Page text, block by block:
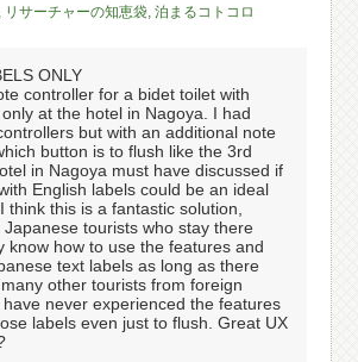
, リサーチャーの知恵袋,泊まるコトコロ
ONLY
controller for a bidet toilet with
at the hotel in Nagoya. I had
but with an additional note
button is to flush like the 3rd
in Nagoya must have discussed if
English labels could be an ideal
think this is a fantastic solution,
Japanese tourists who stay there
know how to use the features and
text labels as long as there
other tourists from foreign
never experienced the features
labels even just to flush. Great UX